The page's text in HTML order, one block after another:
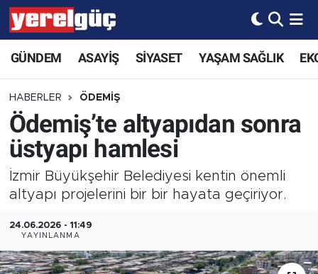
GÜNDEM ASAYİŞ SİYASET YAŞAM SAĞLIK
HABERLER ÖDEMİŞ
Ödemiş’te altyapıdan sonra
üstyapı hamlesi
İzmir Büyükşehir Belediyesi kentin önemli
altyapı projelerini bir bir hayata geçiriyor.
24.06.2026 - 11:49
YAYINLANMA